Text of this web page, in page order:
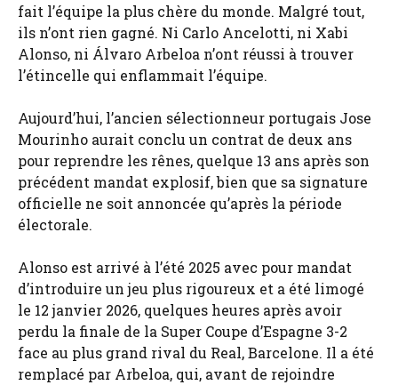
fait l’équipe la plus chère du monde. Malgré tout,
ils n’ont rien gagné. Ni Carlo Ancelotti, ni Xabi
Alonso, ni Álvaro Arbeloa n’ont réussi à trouver
l’étincelle qui enflammait l’équipe.
Aujourd’hui, l’ancien sélectionneur portugais Jose
Mourinho aurait conclu un contrat de deux ans
pour reprendre les rênes, quelque 13 ans après son
précédent mandat explosif, bien que sa signature
officielle ne soit annoncée qu’après la période
électorale.
Alonso est arrivé à l’été 2025 avec pour mandat
d’introduire un jeu plus rigoureux et a été limogé
le 12 janvier 2026, quelques heures après avoir
perdu la finale de la Super Coupe d’Espagne 3-2
face au plus grand rival du Real, Barcelone. Il a été
remplacé par Arbeloa, qui, avant de rejoindre